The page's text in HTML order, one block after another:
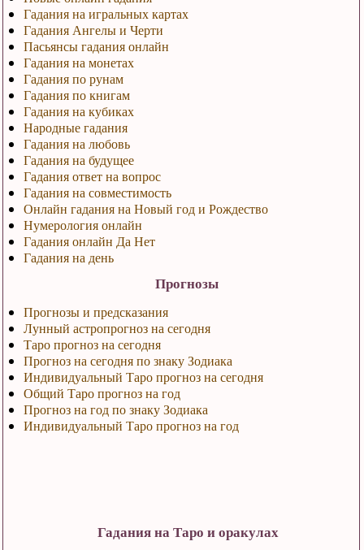
Гадания на игральных картах
Гадания Ангелы и Черти
Пасьянсы гадания онлайн
Гадания на монетах
Гадания по рунам
Гадания по книгам
Гадания на кубиках
Народные гадания
Гадания на любовь
Гадания на будущее
Гадания ответ на вопрос
Гадания на совместимость
Онлайн гадания на Новый год и Рождество
Нумерология онлайн
Гадания онлайн Да Нет
Гадания на день
Прогнозы
Прогнозы и предсказания
Лунный астропрогноз на сегодня
Таро прогноз на сегодня
Прогноз на сегодня по знаку Зодиака
Индивидуальный Таро прогноз на сегодня
Общий Таро прогноз на год
Прогноз на год по знаку Зодиака
Индивидуальный Таро прогноз на год
Гадания на Таро и оракулах